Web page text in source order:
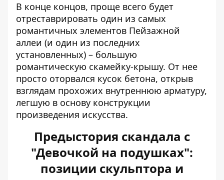
В конце концов, проще всего будет
отреставрировать один из самых
романтичных элементов Пейзажной
аллеи (и один из последних
установленных) – большую
романтическую скамейку-крышу. От нее
просто оторвался кусок бетона, открыв
взглядам прохожих внутреннюю арматуру,
легшую в основу конструкции
произведения искусства.
Предыстория скандала с
"Девочкой на подушках":
позиции скульптора и